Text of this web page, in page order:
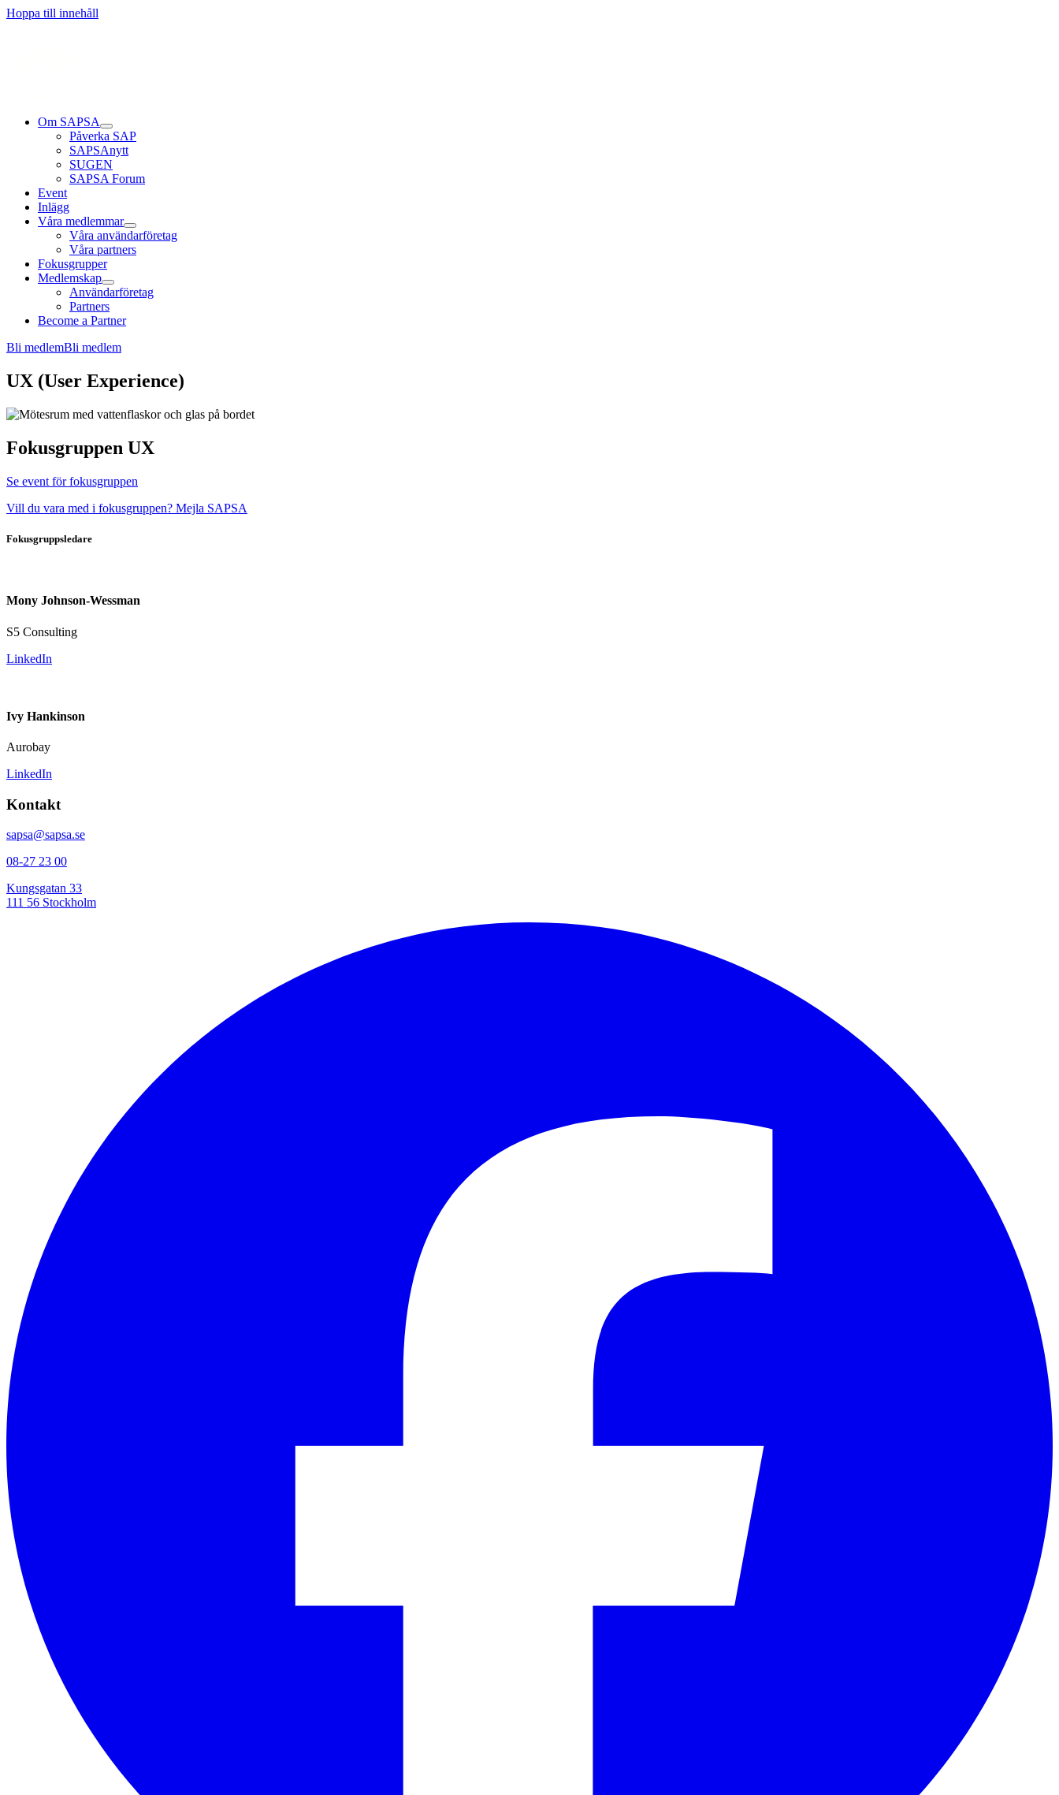
Hoppa till innehåll
Om SAPSA
Påverka SAP
SAPSAnytt
SUGEN
SAPSA Forum
Event
Inlägg
Våra medlemmar
Våra användarföretag
Våra partners
Fokusgrupper
Medlemskap
Användarföretag
Partners
Become a Partner
Bli medlemBli medlem
UX (User Experience)
Fokusgruppen UX
Se event för fokusgruppen
Vill du vara med i fokusgruppen? Mejla SAPSA
Fokusgruppsledare
Mony Johnson-Wessman
S5 Consulting
LinkedIn
Ivy Hankinson
Aurobay
LinkedIn
Kontakt
sapsa@sapsa.se
08-27 23 00
Kungsgatan 33
111 56 Stockholm